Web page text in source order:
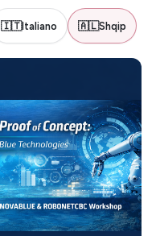
🇮🇹Italiano 🇦🇱Shqip